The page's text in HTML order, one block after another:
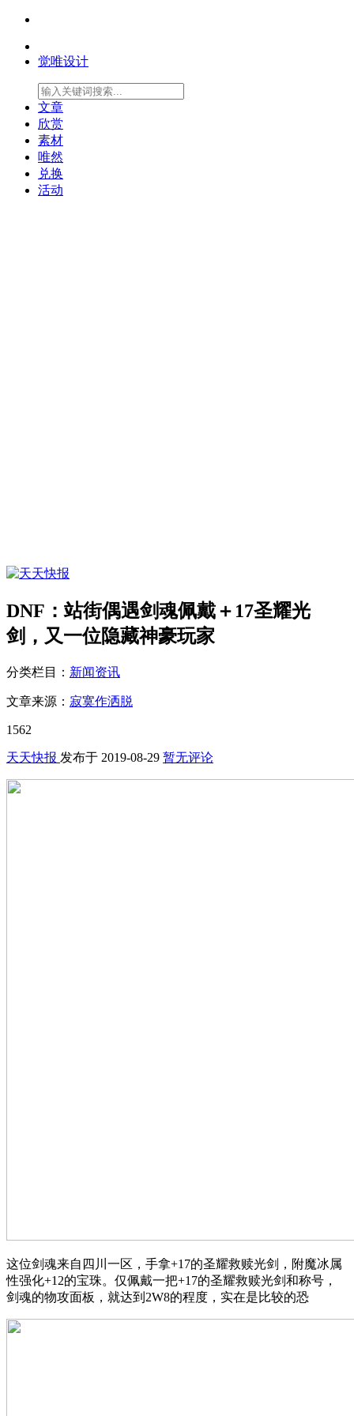
觉唯设计
文章
欣赏
素材
唯然
兑换
活动
DNF：站街偶遇剑魂佩戴＋17圣耀光
剑，又一位隐藏神豪玩家
分类栏目： 新闻资讯
文章来源： 寂寞作洒脱
1562
天天快报 发布于 2019-08-29 暂无评论
这位剑魂来自四川一区，手拿+17的圣耀救赎光剑，附魔冰属
性强化+12的宝珠。仅佩戴一把+17的圣耀救赎光剑和称号，
剑魂的物攻面板，就达到2W8的程度，实在是比较的恐